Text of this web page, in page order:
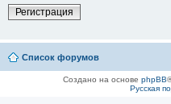
Регистрация
Список форумов
Создано на основе phpBB
Русская